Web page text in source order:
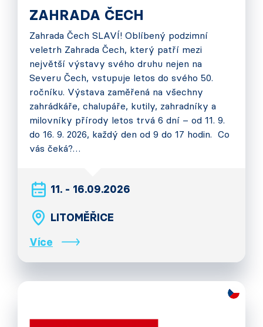
ZAHRADA ČECH
Zahrada Čech SLAVÍ! Oblíbený podzimní
veletrh Zahrada Čech, který patří mezi
největší výstavy svého druhu nejen na
Severu Čech, vstupuje letos do svého 50.
ročníku. Výstava zaměřená na všechny
zahrádkáře, chalupáře, kutily, zahradníky a
milovníky přírody letos trvá 6 dní – od 11. 9.
do 16. 9. 2026, každý den od 9 do 17 hodin. Co
vás čeká?…
11. - 16.09.2026
LITOMĚŘICE
Více